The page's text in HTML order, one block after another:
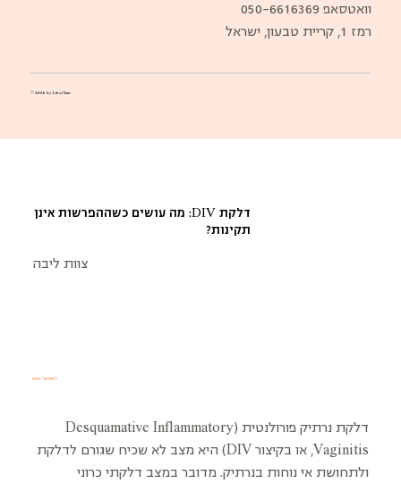
דלקת DIV: מה עושים כשההפרשות אינן
תקינות?
צוות ליבה
דלקת נרתיק פורולנטית (Desquamative Inflammatory
Vaginitis, או בקיצור DIV) היא מצב לא שכיח שגורם לדלקת
ולתחושת אי נוחות בנרתיק. מדובר במצב דלקתי כרוני
למאמר הבא
וואטסאפ 050-6616369
רמז 1, קריית טבעון, ישראל
© 2025 by Liba Clinic